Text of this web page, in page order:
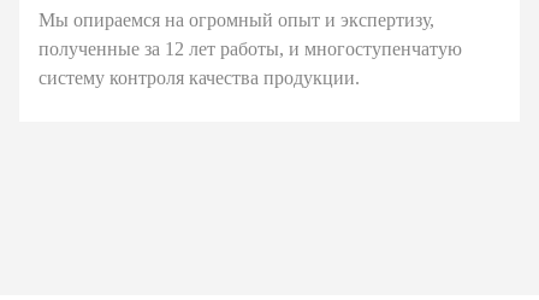
Мы опираемся на огромный опыт и экспертизу,
полученные за 12 лет работы, и многоступенчатую
систему контроля качества продукции.